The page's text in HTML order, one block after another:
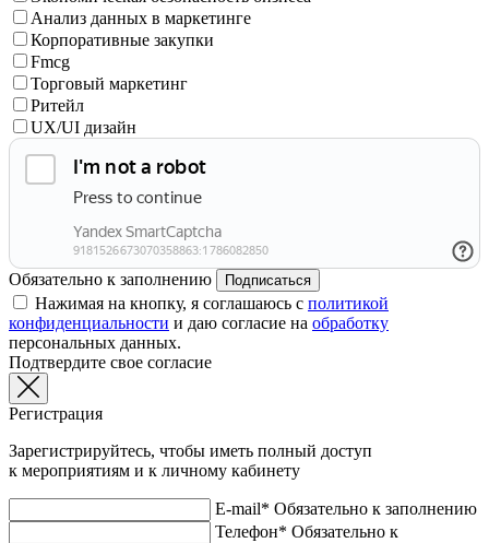
Анализ данных в маркетинге
Корпоративные закупки
Fmcg
Торговый маркетинг
Ритейл
UX/UI дизайн
Обязательно к заполнению Подписаться
Нажимая на кнопку, я соглашаюсь с политикой
конфиденциальности и даю согласие на обработку
персональных данных.
Подтвердите свое согласие
Регистрация
Зарегистрируйтесь, чтобы иметь полный доступ
к мероприятиям и к личному кабинету
E-mail* Обязательно к заполнению
Телефон* Обязательно к